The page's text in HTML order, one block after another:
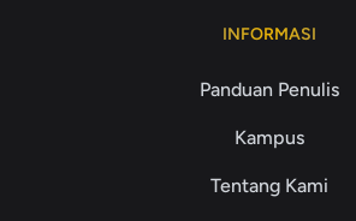
INFORMASI
Panduan Penulis
Kampus
Tentang Kami